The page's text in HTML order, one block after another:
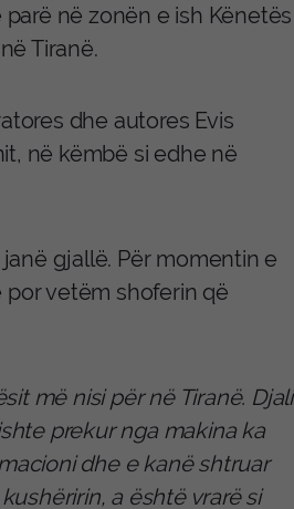
në zonën e ish Kënetës
Tiranë.
dhe autores Evis
në këmbë si edhe në
gjallë. Për momentin e
por vetëm shoferin që
më nisi për në Tiranë. Djali
prekur nga makina ka
dhe e kanë shtruar
a është vrarë si